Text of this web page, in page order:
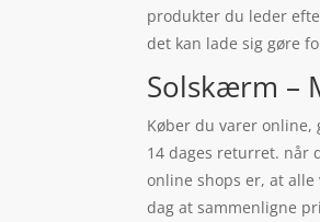
produkter du leder
det kan lade sig gøre
Solskærm –
Køber du varer
14 dages returret. når
online shops er, at
dag at sammenligne